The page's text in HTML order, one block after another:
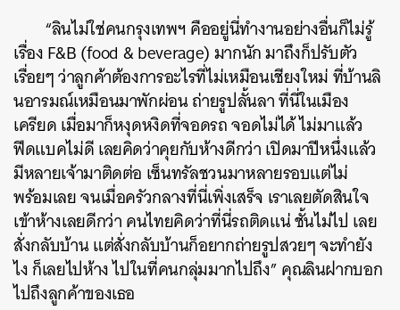
“ลินไม่ใช่คนกรุงเทพฯ คืออยู่นี่ทำงานอย่างอื่นก็ไม่รู้
เรื่องF&B (food & beverage)มากนักมาถึงก็ปรับตัว
เรื่อยๆว่าลูกค้าต้องการอะไรที่ไม่เหมือนเชียงใหม่ที่บ้านลิ
นอารมณ์เหมือนมาพักผ่อนถ่ายรูปลั้นลาที่นี่ในเมือง
เครียดเมื่อมาก็หงุดหงิดที่จอดรถจอดไม่ได้ไม่มาแล้ว
ฟีดแบคไม่ดีเลยคิดว่าคุยกับห้างดีกว่าเปิดมาปีหนึ่งแล้ว
มีหลายเจ้ามาติดต่อ เซ็นทรัลชวนมาหลายรอบแต่ไม่
พร้อมเลยจนเมื่อครัวกลางที่นี่เพิ่งเสร็จ เราเลยตัดสินใจ
เข้าห้างเลยดีกว่าคนไทยคิดว่าที่นี่รถติดแน่ชั้นไม่ไป เลย
สั่งกลับบ้านแต่สั่งกลับบ้านก็อยากถ่ายรูปสวยๆจะทำยัง
ไงก็เลยไปห้างไปในที่คนกลุ่มมากไปถึง”คุณลินฝากบอก
ไปถึงลูกค้าของเธอ
LINE